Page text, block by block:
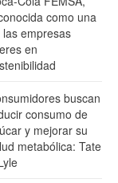
como una
las empresas
en
buscan
consumo de
y mejorar su
metabólica: Tate